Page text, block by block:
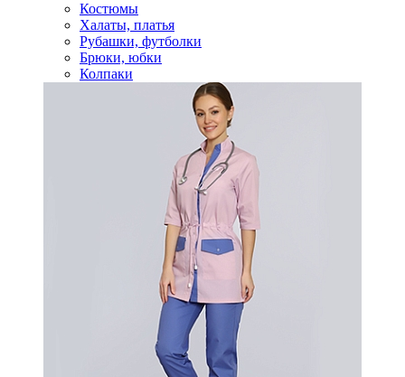
Костюмы
Халаты, платья
Рубашки, футболки
Брюки, юбки
Колпаки